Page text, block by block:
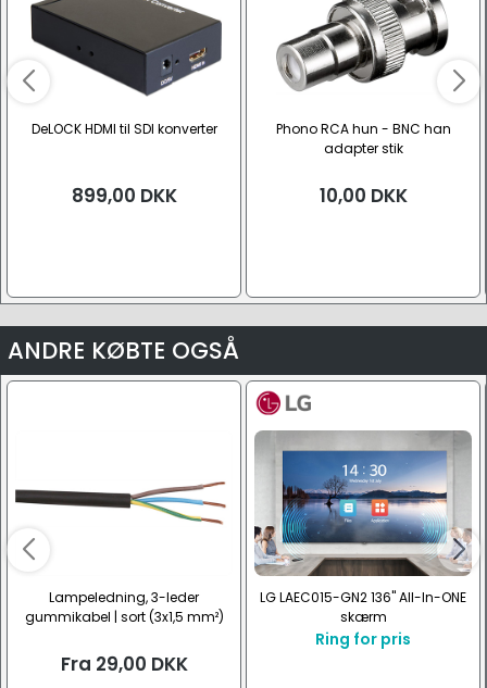
DeLOCK HDMI til SDI konverter
899,00 DKK
Phono RCA hun - BNC han
adapter stik
10,00 DKK
ANDRE KØBTE OGSÅ
Lampeledning, 3-leder
gummikabel | sort (3x1,5 mm²)
Fra 29,00 DKK
LG LAEC015-GN2 136" All-In-ONE
skærm
Ring for pris